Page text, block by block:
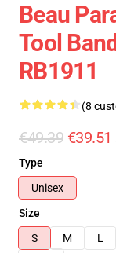
Beau
Tool
RB1911
(8
€49.39 €39.51
Type
Unisex
Size
S
M L